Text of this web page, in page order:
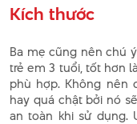
Kích thước
Ba mẹ cũng nên chú
trẻ em 3 tuổi, tốt hơn
phù hợp. Không nên
hay quá chật bởi nó
an toàn khi sử dụng.